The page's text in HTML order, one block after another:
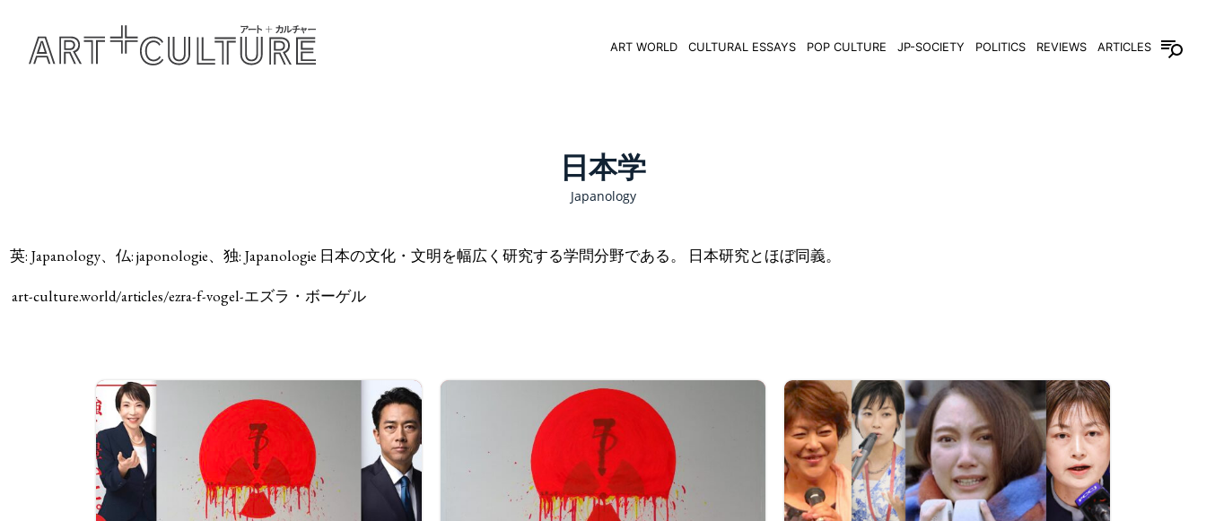
ART WORLD CULTURAL ESSAYS POP CULTURE JP-SOCIETY POLITICS REVIEWS ARTICLES
日本学
Japanology
英: Japanology、仏: japonologie、独: Japanologie 日本の文化・文明を幅広く研究する学問分野である。 日本研究とほぼ同義。
art-culture.world/articles/ezra-f-vogel-エズラ・ボーゲル